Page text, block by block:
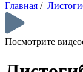
Главная /
Посмотрите